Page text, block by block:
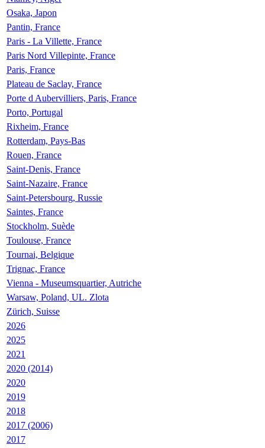
Osaka, Japon
Pantin, France
Paris - La Villette, France
Paris Nord Villepinte, France
Paris, France
Plateau de Saclay, France
Porte d Aubervilliers, Paris, France
Porto, Portugal
Rixheim, France
Rotterdam, Pays-Bas
Rouen, France
Saint-Denis, France
Saint-Nazaire, France
Saint-Petersbourg, Russie
Saintes, France
Stockholm, Suède
Toulouse, France
Tournai, Belgique
Trignac, France
Vienna - Museumsquartier, Autriche
Warsaw, Poland, UL. Zlota
Zürich, Suisse
2026
2025
2021
2020 (2014)
2020
2019
2018
2017 (2006)
2017